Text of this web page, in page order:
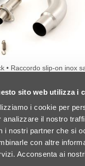
sito web utilizza i
i cookie per
analizzare il nostro
i nostri partner che si
con altre
Acconsenta ai
• Raccordo slip-on inox